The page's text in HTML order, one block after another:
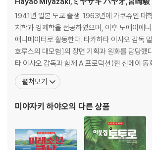
1941년 일본 도쿄 출생. 1963년에 가쿠슈인 대
치학과 경제학을 전공하였으며, 이후 도에이애
애니메이터로 활동한다. 타카하타 이사오 감독
호루스의 대모험]의 장면 기획과 원화를 담당했
타 이사오 감독과 함께 A 프로덕션(현 신에이 동
[팬더와 친구들의 모엄]의 원안과 각본, 화면구성
1971년 타카하타 이사오 감독과 함께 즈이요 에
V 시리즈 [알프스의 소녀 하이디]와 [엄마 찾아
펼쳐보기
미야자키 하야오의 다른 상품